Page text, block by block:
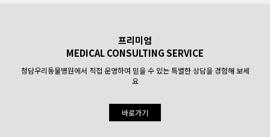
프리미엄
MEDICAL CONSULTING SERVICE
청담우리동물병원에서 직접 운영하여 믿을 수 있는 특별한 상담을 경험해 보세
요
바로가기